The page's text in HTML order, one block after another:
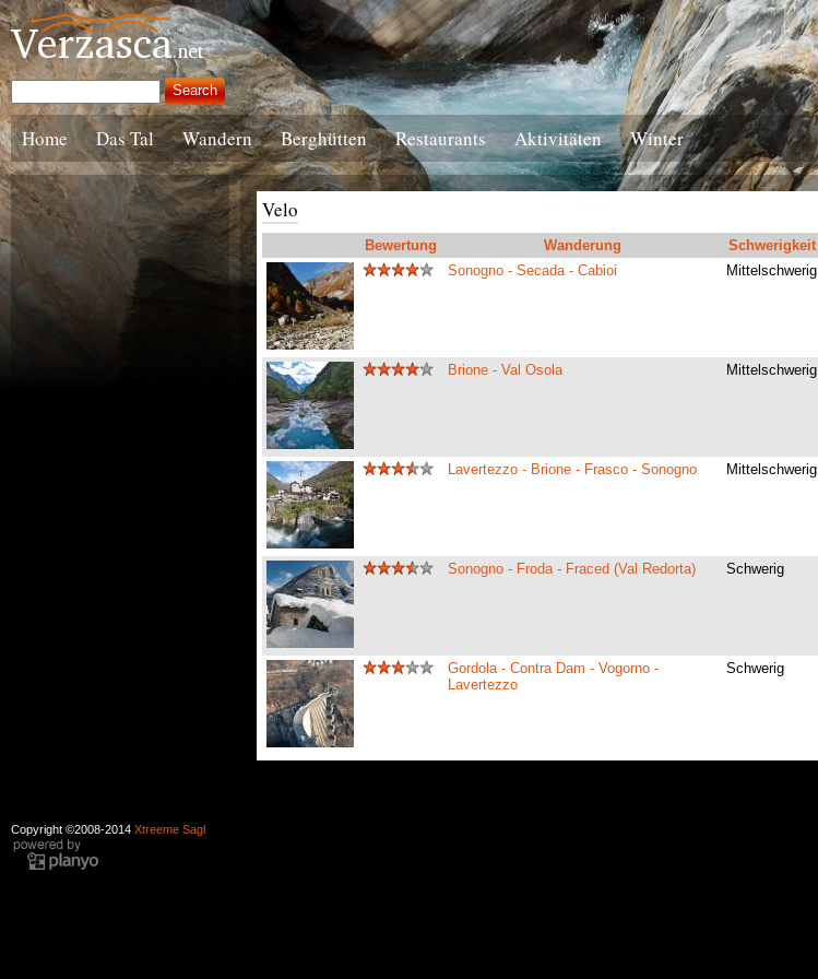
Home Das Tal Wandern Berghütten Restaurants Aktivitäten Winter
Velo
Bewertung Wanderung Schwerigkeit
Sonogno - Secada - Cabioi
Mittelschwerig
Brione - Val Osola Mittelschwerig
Lavertezzo - Brione - Frasco - Sonogno Mittelschwerig
Sonogno - Froda - Fraced (Val Redorta) Schwerig
Gordola - Contra Dam - Vogorno -
Lavertezzo
Schwerig
Copyright ©2008-2014 Xtreeme Sagl